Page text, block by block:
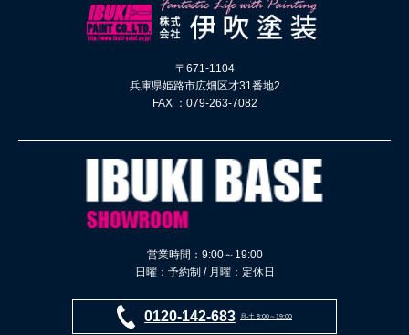
〒671-1104
兵庫県姫路市広畑区才31番地2
FAX ：079-263-7082
営業時間：9:00～19:00
日曜：予約制 / 月曜：定休日
0120-142-683 月-土 8:00～19:00